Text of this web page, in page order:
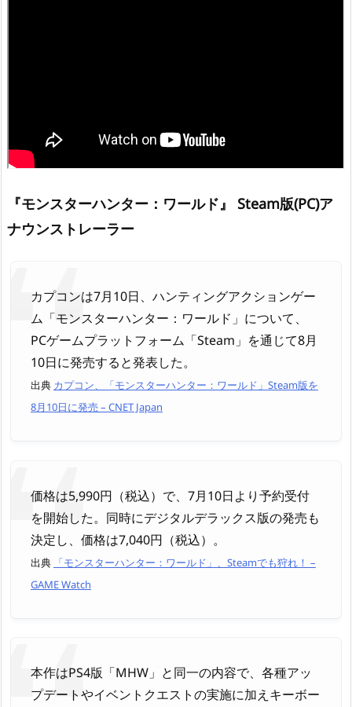
『モンスターハンター：ワールド』 Steam版(PC)ア
ナウンストレーラー
カプコンは7月10日、ハンティングアクションゲー
ム「モンスターハンター：ワールド」について、
PCゲームプラットフォーム「Steam」を通じて8月
10日に発売すると発表した。
出典 カプコン、「モンスターハンター：ワールド」Steam版を
8月10日に発売 – CNET Japan
価格は5,990円（税込）で、7月10日より予約受付
を開始した。同時にデジタルデラックス版の発売も
決定し、価格は7,040円（税込）。
出典 「モンスターハンター：ワールド」、Steamでも狩れ！ –
GAME Watch
本作はPS4版「MHW」と同一の内容で、各種アッ
プデートやイベントクエストの実施に加えキーボー